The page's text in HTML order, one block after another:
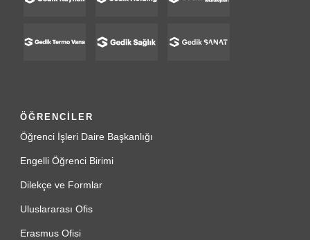
ÖĞRENCİLER
Öğrenci İşleri Daire Başkanlığı
Engelli Öğrenci Birimi
Dilekçe ve Formlar
Uluslararası Ofis
Erasmus Ofisi